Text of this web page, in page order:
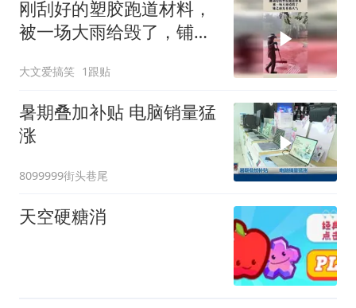
刚刮好的塑胶跑道材料，
被一场大雨给毁了，铺之
大文爱搞笑 1跟贴
暑期叠加补贴 电脑销量猛
涨
8099999街头巷尾
天空硬糖消